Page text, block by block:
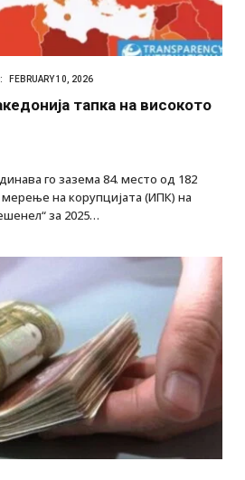
FEBRUARY 10, 2026
тапка на високото
го зазема 84. место од 182
на корупцијата (ИПК) на
за 2025…